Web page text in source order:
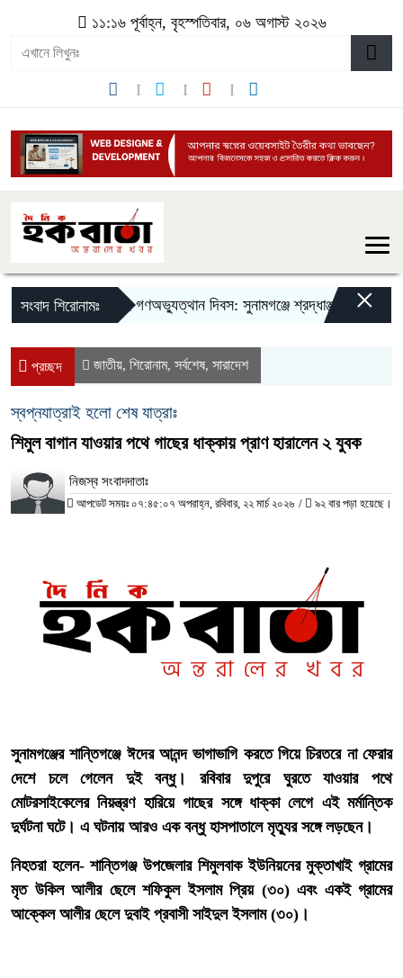
১১:১৬ পূর্বাহ্ন, বৃহস্পতিবার, ০৬ অগাস্ট ২০২৬
সংবাদ শিরোনামঃজুলাই গণঅভ্যুত্থান দিবস: সুনামগঞ্জে শ্রদ্ধাঞ্জলি, আলোচনা সভা
×
প্রচ্ছদ জাতীয়, শিরোনাম, সর্বশেষ, সারাদেশ
‎স্বপ্নযাত্রাই হলো শেষ যাত্রাঃ
শিমুল বাগান যাওয়ার পথে গাছের ধাক্কায় প্রাণ হারালেন ২ যুবক
নিজস্ব সংবাদদাতাঃ
আপডেট সময়ঃ ০৭:৪৫:০৭ অপরাহ্ন, রবিবার, ২২ মার্চ ২০২৬ / ৯২ বার পড়া হয়েছে।
সুনামগঞ্জের শান্তিগঞ্জে ঈদের আনন্দ ভাগাভাগি করতে গিয়ে চিরতরে না ফেরার
দেশে চলে গেলেন দুই বন্ধু। রবিবার দুপুরে ঘুরতে যাওয়ার পথে
মোটরসাইকেলের নিয়ন্ত্রণ হারিয়ে গাছের সঙ্গে ধাক্কা লেগে এই মর্মান্তিক
দুর্ঘটনা ঘটে। এ ঘটনায় আরও এক বন্ধু হাসপাতালে মৃত্যুর সঙ্গে লড়ছেন।
‎নিহতরা হলেন- শান্তিগঞ্জ উপজেলার শিমুলবাক ইউনিয়নের মুক্তাখাই গ্রামের
মৃত উকিল আলীর ছেলে শফিকুল ইসলাম প্রিয় (৩০) এবং একই গ্রামের
আক্কেল আলীর ছেলে দুবাই প্রবাসী সাইদুল ইসলাম (৩০)।